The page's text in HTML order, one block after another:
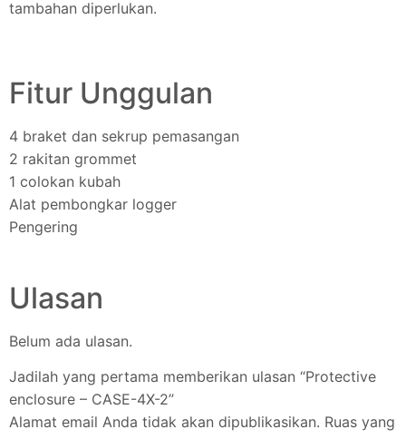
tambahan diperlukan.
Fitur Unggulan
4 braket dan sekrup pemasangan
2 rakitan grommet
1 colokan kubah
Alat pembongkar logger
Pengering
Ulasan
Belum ada ulasan.
Jadilah yang pertama memberikan ulasan “Protective
enclosure – CASE-4X-2”
Alamat email Anda tidak akan dipublikasikan. Ruas yang